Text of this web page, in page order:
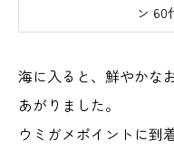
ン 60
海に入ると、鮮やかな
あがりました。
ウミガメポイントに到